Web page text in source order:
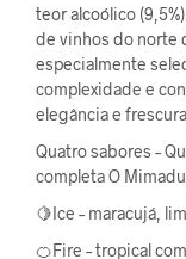
teor alcoólico
de vinhos do norte
especialmente
complexidade e
elegância e frescura.
Quatro sabores –
completa O Mimadu
🍋Ice – maracujá,
🍊Fire – tropical